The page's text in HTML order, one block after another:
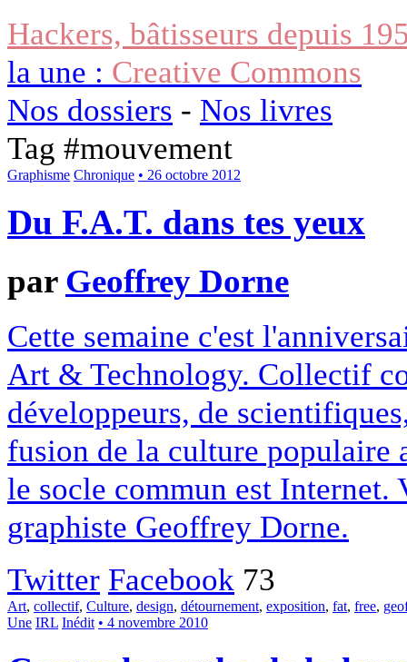
Hackers, bâtisseurs depuis
la une : Creative Commons
Nos dossiers - Nos livres
Tag #mouvement
Graphisme Chronique • 26 octobre 2012
Du F.A.T. dans tes yeux
par Geoffrey Dorne
Cette semaine c'est
Art & Technology. Collectif
développeurs, de
fusion de la culture populaire
le socle commun est
graphiste Geoffrey Dorne.
Twitter Facebook 73
Art, collectif, Culture, design, détournement, exposition, fat, free,
Une IRL Inédit • 4 novembre 2010